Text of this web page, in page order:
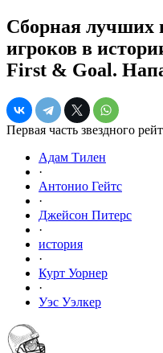
Сборная лучших
игроков в
First & Goal.
Первая часть звездного
Адам Тилен
·
Антонио Гейтс
·
Джейсон Питерс
·
история
·
Курт Уорнер
·
Уэс Уэлкер